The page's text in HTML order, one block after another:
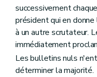
successivement
président qui en
à un autre scrutateur.
immédiatement
Les bulletins nuls
déterminer la majorité.